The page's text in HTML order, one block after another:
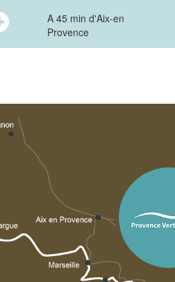
A 45 min d'Aix-en
Provence